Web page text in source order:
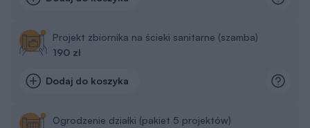
Projekt zbiornika na ścieki sanitarne (szamba)
190 zł
Dodaj do koszyka
Ogrodzenie działki (pakiet 5 projektów)